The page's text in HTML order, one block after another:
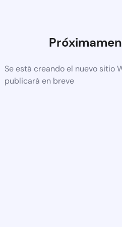
Se está creando el nuevo sitio
publicará en breve